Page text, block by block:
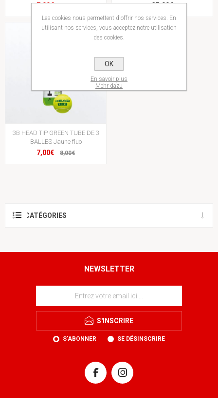
7,00€ 35,00€
3B HEAD TIP GREEN TUBE DE 3
BALLES Jaune fluo
7,00€ 8,00€
CATÉGORIES
NEWSLETTER
S'INSCRIRE
S'ABONNER SE DÉSINSCRIRE
Les cookies nous permettent d'offrir nos services. En
utilisant nos services, vous acceptez notre utilisation
des cookies.
OK
En savoir plus
Mehr dazu